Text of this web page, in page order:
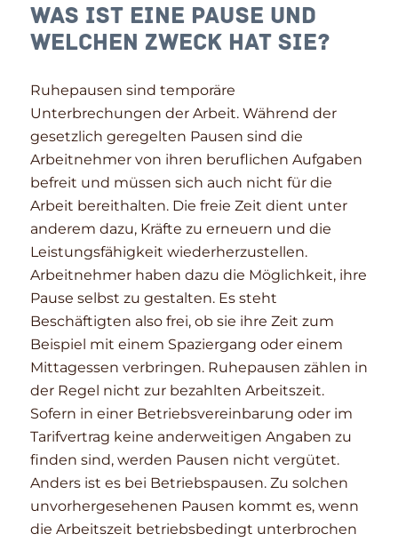
Was ist eine Pause und
welchen Zweck hat sie?
Ruhepausen sind temporäre
Unterbrechungen der Arbeit. Während der
gesetzlich geregelten Pausen sind die
Arbeitnehmer von ihren beruflichen Aufgaben
befreit und müssen sich auch nicht für die
Arbeit bereithalten. Die freie Zeit dient unter
anderem dazu, Kräfte zu erneuern und die
Leistungsfähigkeit wiederherzustellen.
Arbeitnehmer haben dazu die Möglichkeit, ihre
Pause selbst zu gestalten. Es steht
Beschäftigten also frei, ob sie ihre Zeit zum
Beispiel mit einem Spaziergang oder einem
Mittagessen verbringen. Ruhepausen zählen in
der Regel nicht zur bezahlten Arbeitszeit.
Sofern in einer Betriebsvereinbarung oder im
Tarifvertrag keine anderweitigen Angaben zu
finden sind, werden Pausen nicht vergütet.
Anders ist es bei Betriebspausen. Zu solchen
unvorhergesehenen Pausen kommt es, wenn
die Arbeitszeit betriebsbedingt unterbrochen